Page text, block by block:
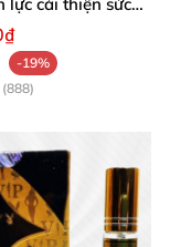
mạnh
-19%
(888)